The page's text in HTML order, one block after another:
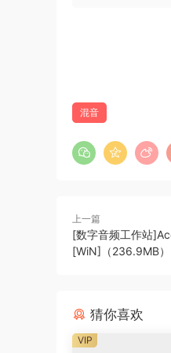
creative
Make the most
Studio and
Samplitude
Endless
混音
上一篇
[数字音频工作站
[WiN]（236.9MB）
猜你喜欢
VIP